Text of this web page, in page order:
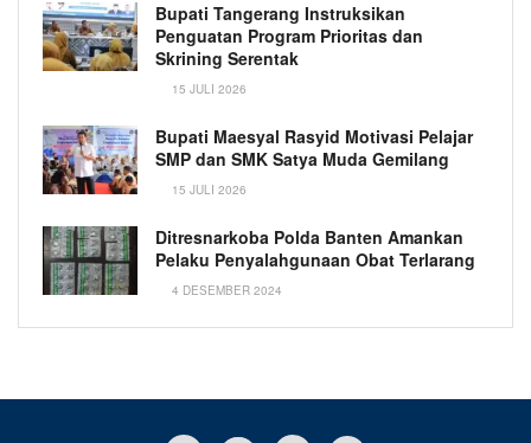
Bupati Tangerang Instruksikan
Penguatan Program Prioritas dan
Skrining Serentak
15 JULI 2026
Bupati Maesyal Rasyid Motivasi Pelajar
SMP dan SMK Satya Muda Gemilang
15 JULI 2026
Ditresnarkoba Polda Banten Amankan
Pelaku Penyalahgunaan Obat Terlarang
4 DESEMBER 2024